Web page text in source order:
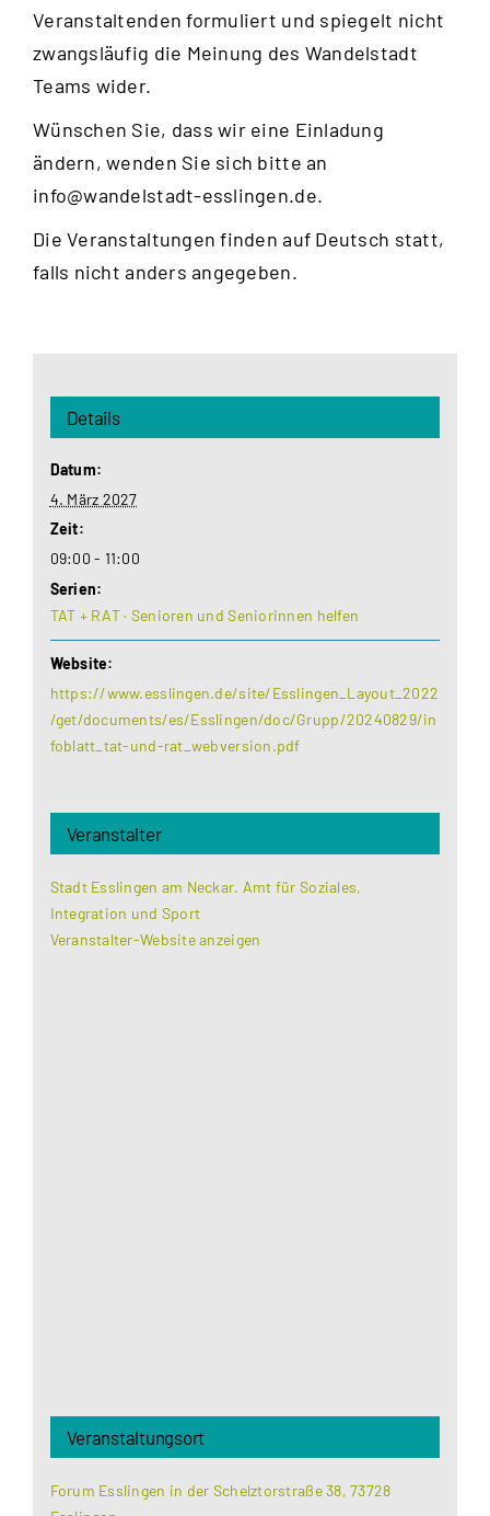
Veranstaltenden formuliert und spiegelt nicht
zwangsläufig die Meinung des Wandelstadt
Teams wider.
Wünschen Sie, dass wir eine Einladung
ändern, wenden Sie sich bitte an
info@wandelstadt-esslingen.de.
Die Veranstaltungen finden auf Deutsch statt,
falls nicht anders angegeben.
Details
Datum:
4. März 2027
Zeit:
09:00 - 11:00
Serien:
TAT + RAT · Senioren und Seniorinnen helfen
Website:
https://www.esslingen.de/site/Esslingen_Layout_2022
/get/documents/es/Esslingen/doc/Grupp/20240829/in
foblatt_tat-und-rat_webversion.pdf
Veranstalter
Stadt Esslingen am Neckar. Amt für Soziales,
Integration und Sport
Veranstalter-Website anzeigen
Veranstaltungsort
Forum Esslingen in der Schelztorstraße 38, 73728